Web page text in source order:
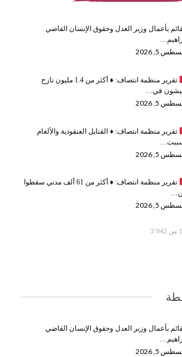
بأعمال وزير العدل وحقوق الإنسان القاضي
5, 2026
تقرير منظمة انتصاف: ♦️
أكثر من 1.4 مليون نازح
في…
5, 2026
تقرير منظمة انتصاف: ♦️القنابل العنقودية والألغام
5, 2026
تقرير منظمة انتصاف: ♦️
أكثر من 61 ألف مدني سقطوا
5, 2026
1 من 3٬042
بأعمال وزير العدل وحقوق الإنسان القاضي
5, 2026